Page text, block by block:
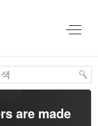
are made